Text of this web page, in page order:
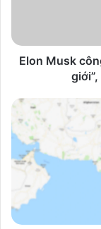
minh
nhất
tuyên
bố
vượt
mặt
GPT-
Elon Musk
20
năm
Google
Maps,
từ
đồ"
kỹ